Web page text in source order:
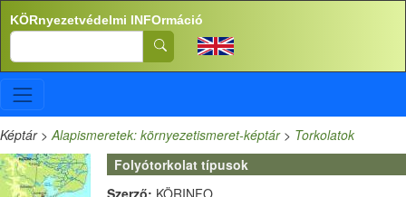
Ugrás a tartalomra
KÖRnyezetvédelmi INFOrmáció
Search
Képtár>Alapismeretek: környezetismeret-képtár> Torkolatok
Folyótorkolat típusok
Szerző: KÖRINFO